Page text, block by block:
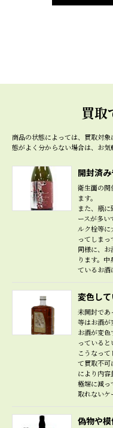
買取
商品の状態によっては、買取対象
態がよく分からない場合は、お気
開封済
衛生面の関
ます。
また、瓶
ースが多い
ルク栓等
ってしまっ
同様に、
ります。
ているお酒
変色し
未開封であ
等はお酒が
お酒が変
っていると
こうなっ
て買取不可
により内容
極端に減っ
取れないケ
偽物や